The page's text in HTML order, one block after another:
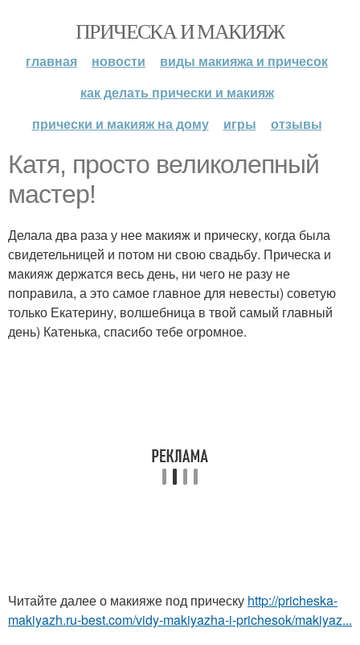
ПРИЧЕСКА И МАКИЯЖ
главная новости
виды макияжа и причесок
как делать прически и макияж
прически и макияж на дому
игры отзывы
Катя, просто великолепный
мастер!
Делала два раза у нее макияж и прическу, когда была
свидетельницей и потом ни свою свадьбу. Прическа и
макияж держатся весь день, ни чего не разу не
поправила, а это самое главное для невесты) советую
только Екатерину, волшебница в твой самый главный
день) Катенька, спасибо тебе огромное.
Читайте далее о макияже под прическу http://pricheska-
makiyazh.ru-best.com/vidy-makiyazha-i-prichesok/makiyaz...